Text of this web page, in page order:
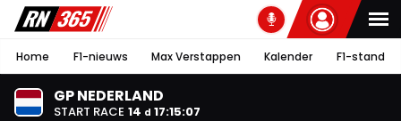
Home F1-nieuws Max Verstappen Kalender F1-stand
GP NEDERLAND
START RACE 14 d 17:15:06